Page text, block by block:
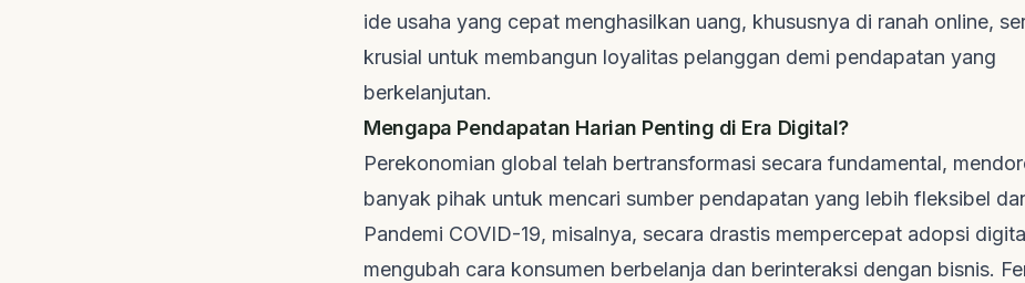
ide usaha yang cepat menghasilkan uang, khususnya di ranah online,
krusial untuk membangun loyalitas pelanggan demi pendapatan yang
berkelanjutan.
Mengapa Pendapatan Harian Penting di Era Digital?
Perekonomian global telah bertransformasi secara fundamental,
banyak pihak untuk mencari sumber pendapatan yang lebih fleksibel
Pandemi COVID-19, misalnya, secara drastis mempercepat adopsi
mengubah cara konsumen berbelanja dan berinteraksi dengan bisnis.